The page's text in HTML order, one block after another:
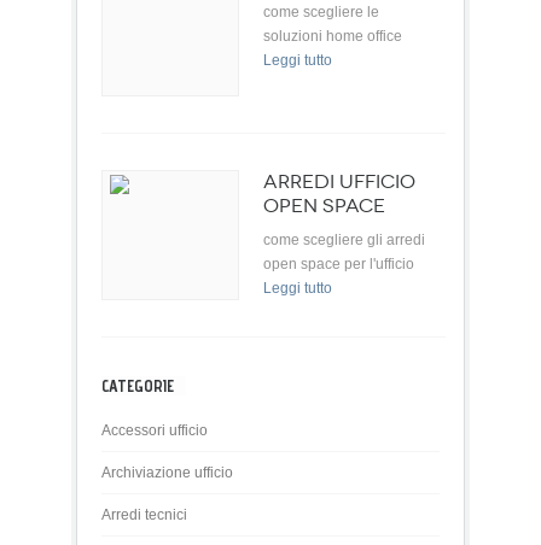
come scegliere le
soluzioni home office
Leggi tutto
ARREDI UFFICIO
OPEN SPACE
come scegliere gli arredi
open space per l'ufficio
Leggi tutto
CATEGORIE
Accessori ufficio
Archiviazione ufficio
Arredi tecnici